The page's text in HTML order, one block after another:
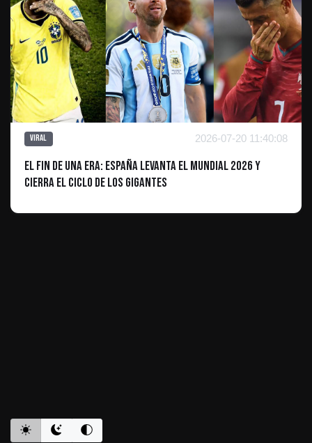
Viral 2026-07-20 11:40:08
El fin de una era: España levanta el Mundial 2026 y
cierra el ciclo de los gigantes